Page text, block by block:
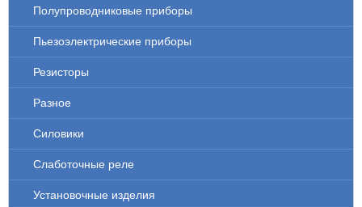
Полупроводниковые приборы
Пьезоэлектрические приборы
Резисторы
Разное
Силовики
Слаботочные реле
Установочные изделия